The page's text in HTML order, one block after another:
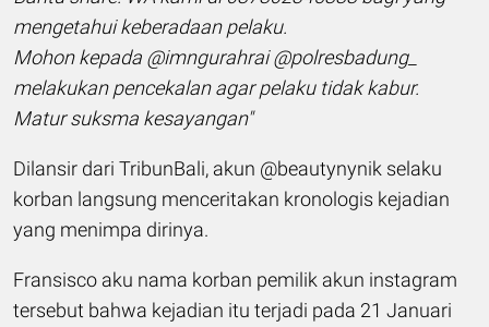
mengetahui keberadaan pelaku.
Mohon kepada @imngurahrai @polresbadung_
melakukan pencekalan agar pelaku tidak kabur.
Matur suksma kesayangan"
Dilansir dari TribunBali, akun @beautynynik selaku
korban langsung menceritakan kronologis kejadian
yang menimpa dirinya.
Fransisco aku nama korban pemilik akun instagram
tersebut bahwa kejadian itu terjadi pada 21 Januari